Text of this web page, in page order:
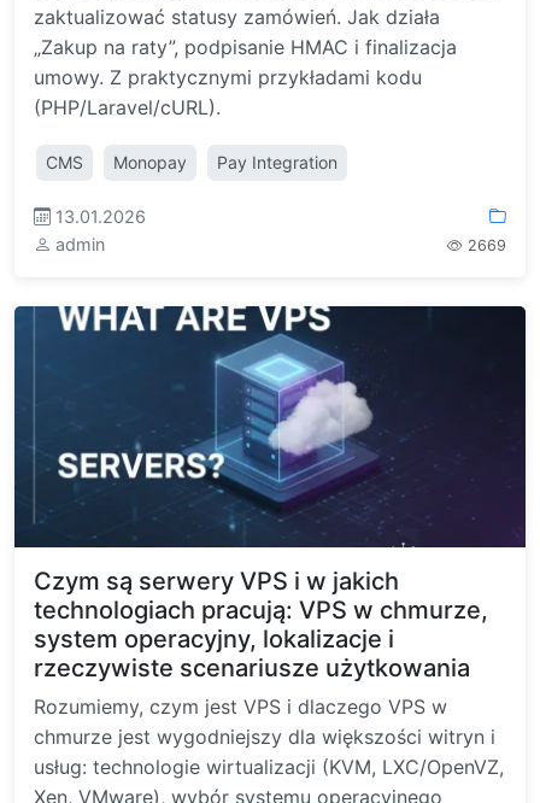
zaktualizować statusy zamówień. Jak działa
„Zakup na raty”, podpisanie HMAC i finalizacja
umowy. Z praktycznymi przykładami kodu
(PHP/Laravel/cURL).
CMS Monopay Pay Integration
13.01.2026
admin
2669
Czym są serwery VPS i w jakich
technologiach pracują: VPS w chmurze,
system operacyjny, lokalizacje i
rzeczywiste scenariusze użytkowania
Rozumiemy, czym jest VPS i dlaczego VPS w
chmurze jest wygodniejszy dla większości witryn i
usług: technologie wirtualizacji (KVM, LXC/OpenVZ,
Xen, VMware), wybór systemu operacyjnego